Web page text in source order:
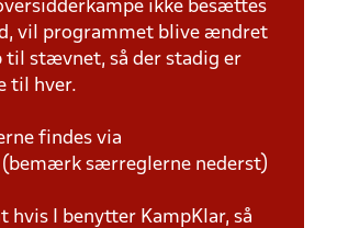
ikke besættes
vil programmet blive ændret
til stævnet, så der stadig er
til hver.
findes via
(bemærk særreglerne nederst)
hvis I benytter KampKlar, så